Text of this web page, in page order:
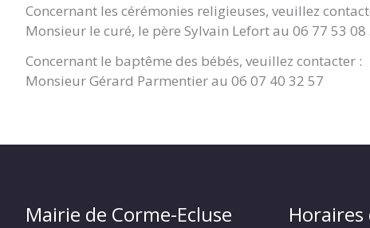
Concernant les cérémonies religieuses, veuillez
Monsieur le curé, le père Sylvain Lefort au 06 77 53
Concernant le baptême des bébés, veuillez contacter :
Monsieur Gérard Parmentier au 06 07 40 32 57
Mairie de Corme-Ecluse
Horaires